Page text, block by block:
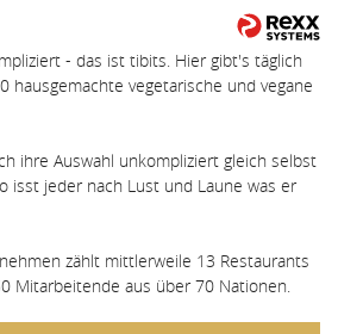
- das ist tibits. Hier gibt's täglich
hausgemachte vegetarische und vegane
ihre Auswahl unkompliziert gleich selbst
isst jeder nach Lust und Laune was er
zählt mittlerweile 13 Restaurants
Mitarbeitende aus über 70 Nationen.